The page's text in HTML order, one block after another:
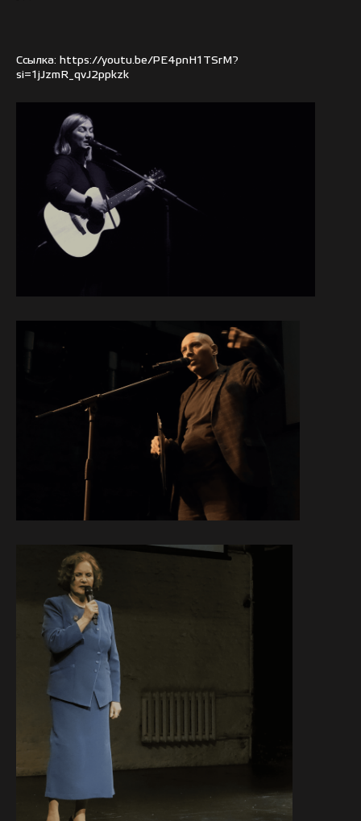
Ссылка: https://youtu.be/PE4pnH1TSrM?
si=1jJzmR_qvJ2ppkzk